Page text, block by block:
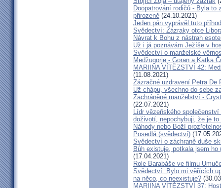
Doopatrování rodičů - Byla
přirozeně (24.10.2021)
Jeden pán vyprávěl tuto
Svědectví: Zázraky otce
Návrat k Bohu z nástrah
Už i já poznávám Ježíše v
Svědectví o manželské
Medžugorje - Goran a Katka
MARIINA VÍTĚZSTVÍ 42:
(11.08.2021)
Zázračné uzdravení Petra De
Už chápu, všechno do sebe
Zachráněné manželství -
(22.07.2021)
Lídr vězeňského
doživotí, nepochybuji, že je
Náhody nebo Boží
Posedlá (svědectví)
Svědectví o záchraně duše
Bůh existuje, potkala jsem
(17.04.2021)
Role Barabáše ve filmu
Svědectví: Bylo mi věřících
na něco, co neexistuje?
MARIINA VÍTĚZSTVÍ 37: